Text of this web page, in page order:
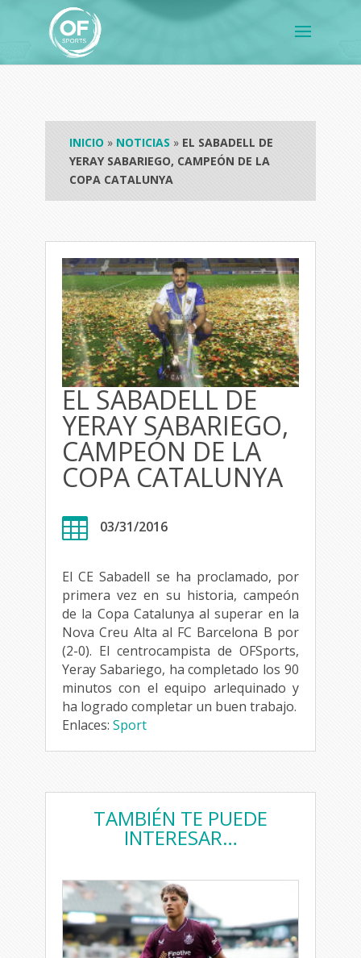
INICIO » NOTICIAS » EL SABADELL DE
YERAY SABARIEGO, CAMPEÓN DE LA
COPA CATALUNYA
EL SABADELL DE
YERAY SABARIEGO,
CAMPEÓN DE LA
COPA CATALUNYA
 03/31/2016
El CE Sabadell se ha proclamado, por
primera vez en su historia, campeón
de la Copa Catalunya al superar en la
Nova Creu Alta al FC Barcelona B por
(2-0). El centrocampista de OFSports,
Yeray Sabariego, ha completado los 90
minutos con el equipo arlequinado y
ha logrado completar un buen trabajo.
Enlaces: Sport
TAMBIÉN TE PUEDE
INTERESAR…